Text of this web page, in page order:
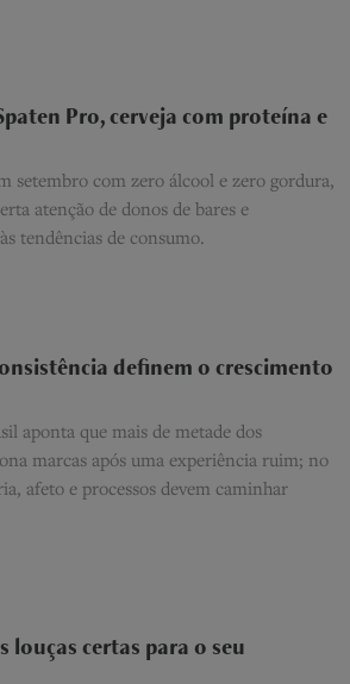
Pro, cerveja com proteína e
setembro com zero álcool e zero gordura,
atenção de donos de bares e
tendências de consumo.
definem o crescimento
aponta que mais de metade dos
marcas após uma experiência ruim; no
afeto e processos devem caminhar
louças certas para o seu